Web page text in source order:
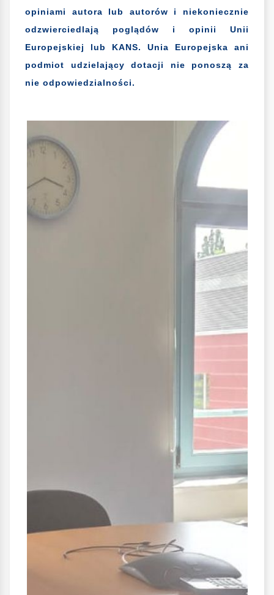
opiniami autora lub autorów i niekoniecznie
odzwierciedlają poglądów i opinii Unii
Europejskiej lub KANS. Unia Europejska ani
podmiot udzielający dotacji nie ponoszą za
nie odpowiedzialności.